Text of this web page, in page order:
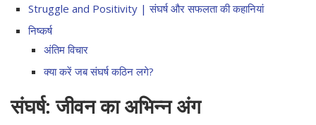
Struggle and Positivity | संघर्ष और सफलता की कहानियां
निष्कर्ष
अंतिम विचार
क्या करें जब संघर्ष कठिन लगे?
संघर्ष: जीवन का अभिन्न अंग